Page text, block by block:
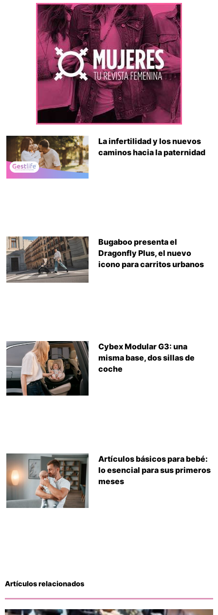
La infertilidad y los nuevos
caminos hacia la paternidad
Bugaboo presenta el
Dragonfly Plus, el nuevo
icono para carritos urbanos
Cybex Modular G3: una
misma base, dos sillas de
coche
Artículos básicos para bebé:
lo esencial para sus primeros
meses
Artículos relacionados